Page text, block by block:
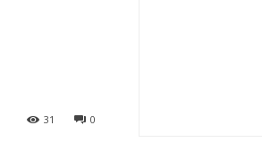
0
31